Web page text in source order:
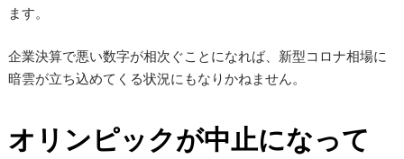
ます。
企業決算で悪い数字が相次ぐことになれば、新型コロナ相場に
暗雲が立ち込めてくる状況にもなりかねません。
オリンピックが中止になって